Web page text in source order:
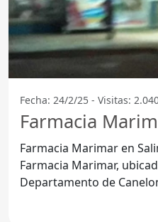
Fecha: 24/2/25 - Visitas:
Farmacia
Farmacia Marimar en
Farmacia Marimar,
Departamento de